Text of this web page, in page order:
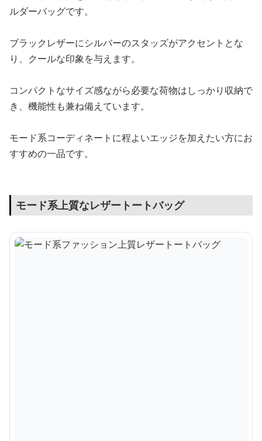
ルダーバッグです。
ブラックレザーにシルバーのスタッズがアクセントとな
り、クールな印象を与えます。
コンパクトなサイズ感ながら必要な荷物はしっかり収納で
き、機能性も兼ね備えています。
モード系コーディネートに程よいエッジを加えたい方にお
すすめの一品です。
モード系上質なレザートートバッグ